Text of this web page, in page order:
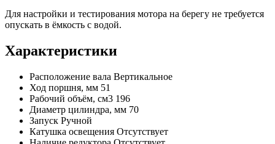
Для настройки и тестирования мотора на берегу не требуется
опускать в ёмкость с водой.
Характеристики
Расположение вала Вертикальное
Ход поршня, мм 51
Рабочий объём, см3 196
Диаметр цилиндра, мм 70
Запуск Ручной
Катушка освещения Отсутствует